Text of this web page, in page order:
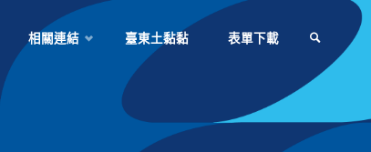
相關連結 臺東土黏黏 表單下載